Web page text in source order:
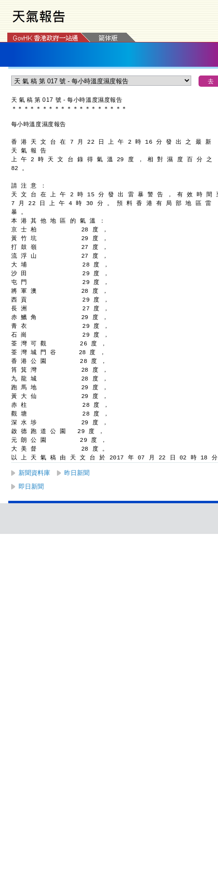
天 氣 稿 第 017 號 - 每小時溫度濕度報告
＊ ＊ ＊ ＊ ＊ ＊ ＊ ＊ ＊ ＊ ＊ ＊ ＊ ＊ ＊ ＊ ＊ ＊ ＊
每小時溫度濕度報告
香 港 天 文 台 在 7 月 22 日 上 午 2 時 16 分 發 出 之 最 新
天 氣 報 告
上 午 2 時 天 文 台 錄 得 氣 溫 29 度 ， 相 對 濕 度 百 分 之
82 。
請 注 意 ：
天 文 台 在 上 午 2 時 15 分 發 出 雷 暴 警 告 ， 有 效 時 間
7 月 22 日 上 午 4 時 30 分 。 預 料 香 港 有 局 部 地 區 雷
暴 。
本 港 其 他 地 區 的 氣 溫 ：
京 士 柏            28 度 ，
黃 竹 坑            29 度 ，
打 鼓 嶺            27 度 ，
流 浮 山            27 度 ，
大 埔               28 度 ，
沙 田               29 度 ，
屯 門               29 度 ，
將 軍 澳            28 度 ，
西 貢               29 度 ，
長 洲               27 度 ，
赤 鱲 角            29 度 ，
青 衣               29 度 ，
石 崗               29 度 ，
荃 灣 可 觀         26 度 ，
荃 灣 城 門 谷      28 度 ，
香 港 公 園         28 度 ，
筲 箕 灣            28 度 ，
九 龍 城            28 度 ，
跑 馬 地            29 度 ，
黃 大 仙            29 度 ，
赤 柱               28 度 ，
觀 塘               28 度 ，
深 水 埗            29 度 ，
啟 德 跑 道 公 園   29 度 ，
元 朗 公 園         29 度 ，
大 美 督            28 度 。
以 上 天 氣 稿 由 天 文 台 於 2017 年 07 月 22 日 02 時 18
新聞資料庫
昨日新聞
即日新聞